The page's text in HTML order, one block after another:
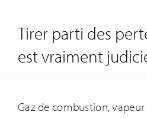
Tirer parti des
est vraiment
Gaz de combustion,